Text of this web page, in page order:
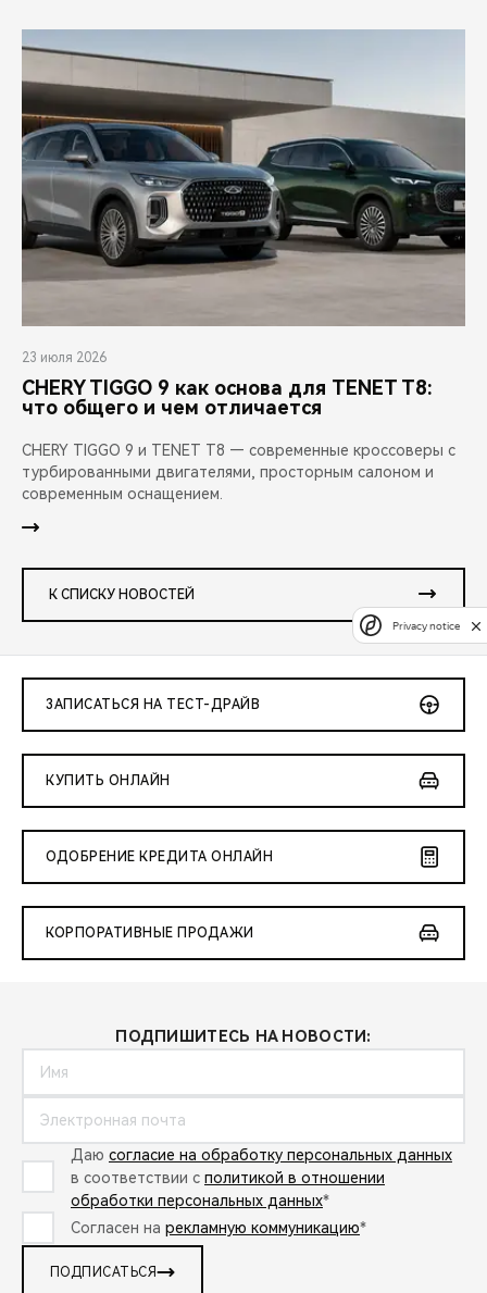
23 июля 2026
CHERY TIGGO 9 как основа для TENET T8:
что общего и чем отличается
CHERY TIGGO 9 и TENET T8 — современные кроссоверы с
турбированными двигателями, просторным салоном и
современным оснащением.
К СПИСКУ НОВОСТЕЙ
ЗАПИСАТЬСЯ НА ТЕСТ-ДРАЙВ
КУПИТЬ ОНЛАЙН
ОДОБРЕНИЕ КРЕДИТА ОНЛАЙН
КОРПОРАТИВНЫЕ ПРОДАЖИ
ПОДПИШИТЕСЬ НА НОВОСТИ:
Даю согласие на обработку персональных данных
в соответствии с политикой в отношении
обработки персональных данных*
Согласен на рекламную коммуникацию*
ПОДПИСАТЬСЯ
Privacy notice